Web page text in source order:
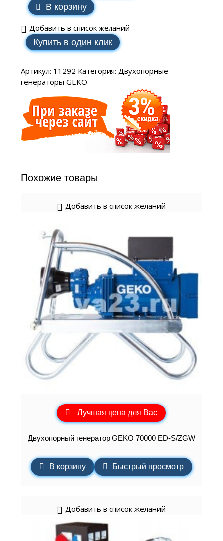
В корзину
Добавить в список желаний
Купить в один клик
Артикул: 11292 Категория: Двухопорные
генераторы GEKO
Похожие товары
Добавить в список желаний
Лучшая цена для Вас
Двухопорный генератор GEKO 70000 ED-S/ZGW
В корзину Быстрый просмотр
Добавить в список желаний